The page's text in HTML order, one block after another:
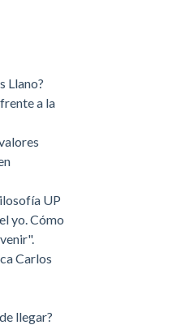
Llano?
a la
UP
yo. Cómo
Carlos
llegar?